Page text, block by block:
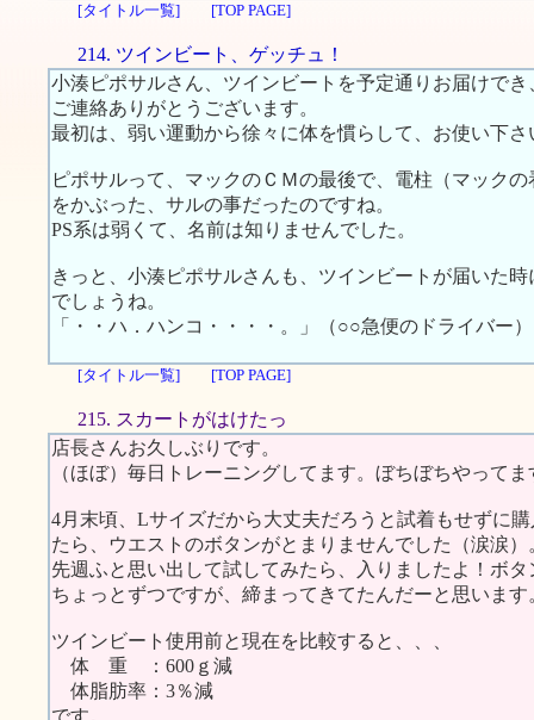
[タイトル一覧] [TOP PAGE]
214. ツインビート、ゲッチュ！
小湊ピポサルさん、ツインビートを予定通りお届けで
ご連絡ありがとうございます。
最初は、弱い運動から徐々に体を慣らして、お使い下さ
ピポサルって、マックのＣＭの最後で、電柱（マック
をかぶった、サルの事だったのですね。
PS系は弱くて、名前は知りませんでした。
きっと、小湊ピポサルさんも、ツインビートが届いた
でしょうね。
「・・ハ．ハンコ・・・・。」（○○急便のドライバー）
[タイトル一覧] [TOP PAGE]
215. スカートがはけたっ
店長さんお久しぶりです。
（ほぼ）毎日トレーニングしてます。ぼちぼちやってま
4月末頃、Lサイズだから大丈夫だろうと試着もせずに
たら、ウエストのボタンがとまりませんでした（涙涙）
先週ふと思い出して試してみたら、入りましたよ！ボ
ちょっとずつですが、締まってきてたんだーと思います
ツインビート使用前と現在を比較すると、、、
体 重 ：600ｇ減
体脂肪率：3％減
です。